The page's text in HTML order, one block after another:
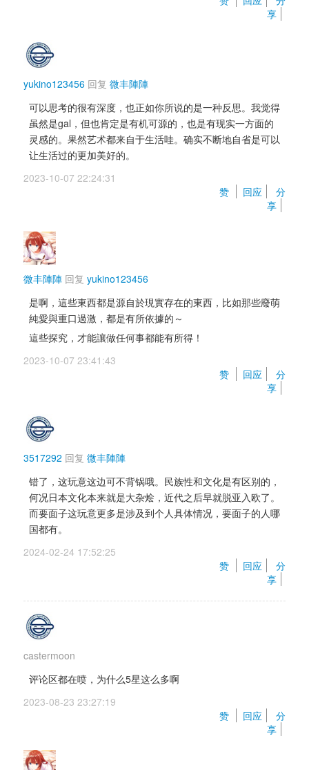
享
yukino123456 回复 微丰陣陣
可以思考的很有深度，也正如你所说的是一种反思。我觉得
虽然是gal，但也肯定是有机可源的，也是有现实一方面的
灵感的。果然艺术都来自于生活哇。确实不断地自省是可以
让生活过的更加美好的。
2023-10-07 22:24:31
赞
回应
分
享
微丰陣陣 回复 yukino123456
是啊，這些東西都是源自於現實存在的東西，比如那些廢萌
純愛與重口過激，都是有所依據的～
這些探究，才能讓做任何事都能有所得！
2023-10-07 23:41:43
赞
回应
分
享
3517292 回复 微丰陣陣
错了，这玩意这边可不背锅哦。民族性和文化是有区别的，
何况日本文化本来就是大杂烩，近代之后早就脱亚入欧了。
而要面子这玩意更多是涉及到个人具体情况，要面子的人哪
国都有。
2024-02-24 17:52:25
赞
回应
分
享
castermoon
评论区都在喷，为什么5星这么多啊
2023-08-23 23:27:19
赞
回应
分
享